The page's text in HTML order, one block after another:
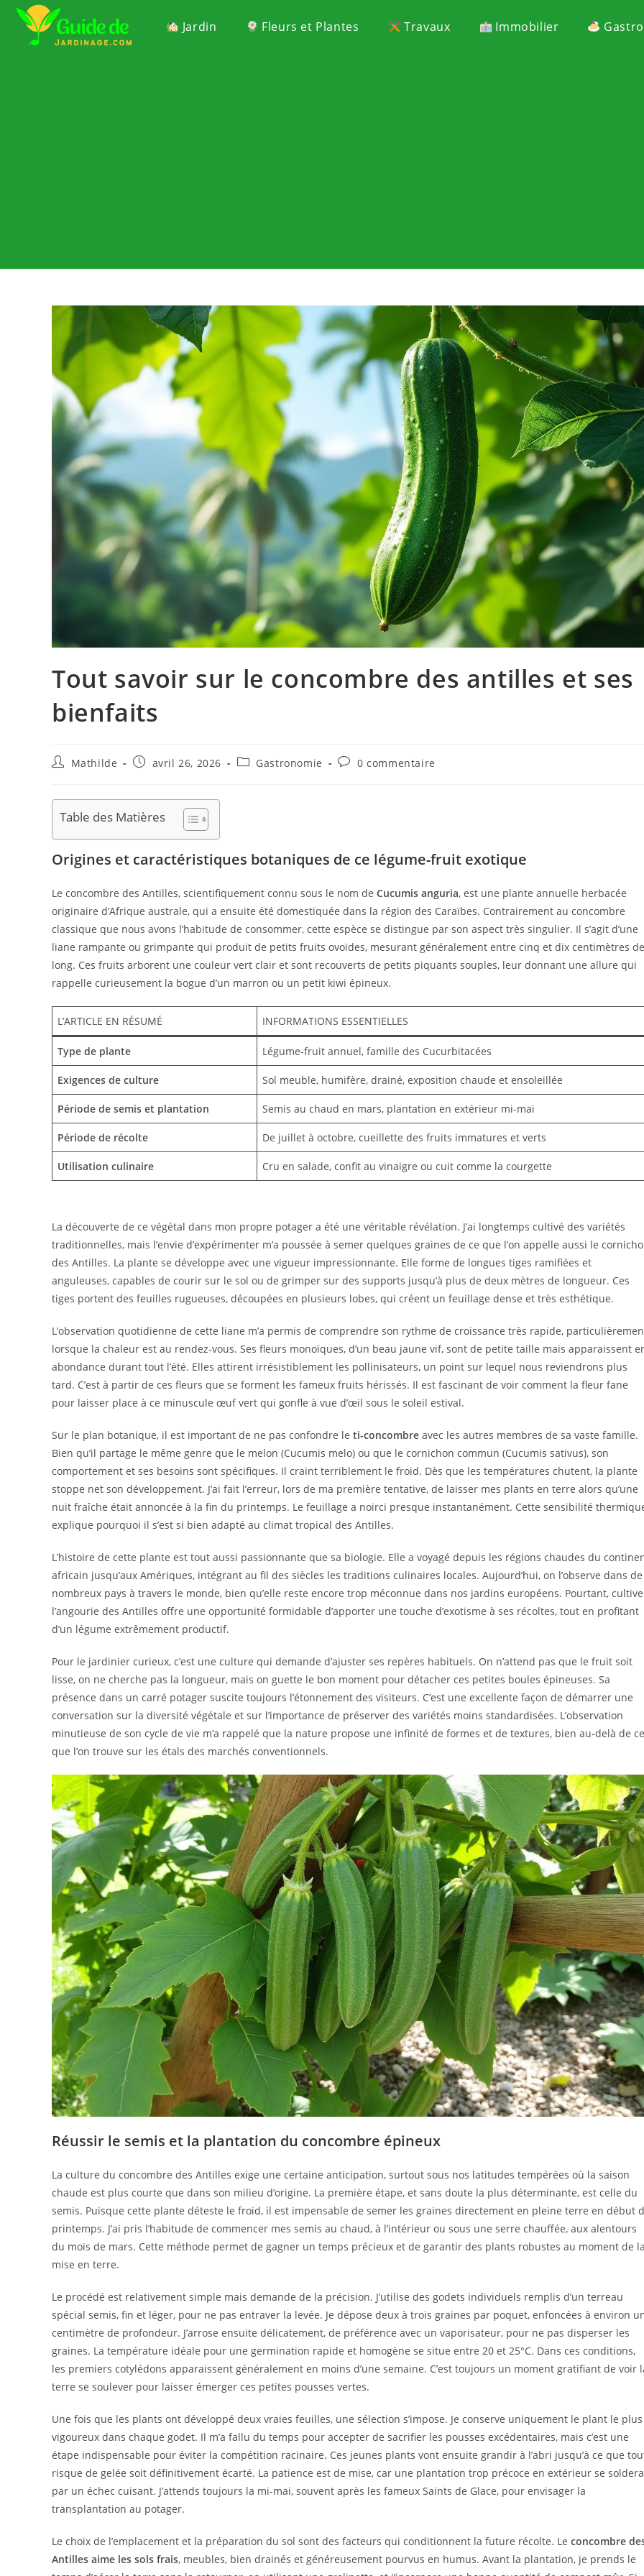
Jardin Fleurs et Plantes Travaux Immobilier
Tout savoir sur le concombre des antilles et ses
bienfaits
Mathilde avril 26, 2026 Gastronomie 0 commentaire
Table des Matières
Origines et caractéristiques botaniques de ce légume-fruit exotique
Le concombre des Antilles, scientifiquement connu sous le nom de Cucumis anguria, est une plante annuelle herbacée
originaire d’Afrique australe, qui a ensuite été domestiquée dans la région des Caraïbes. Contrairement au concombre
classique que nous avons l’habitude de consommer, cette espèce se distingue par son aspect très singulier. Il s’agit d’une
liane rampante ou grimpante qui produit de petits fruits ovoïdes, mesurant généralement entre cinq et dix centimètres de
long. Ces fruits arborent une couleur vert clair et sont recouverts de petits piquants souples, leur donnant une allure qui
rappelle curieusement la bogue d’un marron ou un petit kiwi épineux.
L’ARTICLE EN RÉSUMÉ INFORMATIONS ESSENTIELLES
Type de plante Légume-fruit annuel, famille des Cucurbitacées
Exigences de culture Sol meuble, humifère, drainé, exposition chaude et ensoleillée
Période de semis et plantation Semis au chaud en mars, plantation en extérieur mi-mai
Période de récolte De juillet à octobre, cueillette des fruits immatures et verts
Utilisation culinaire Cru en salade, confit au vinaigre ou cuit comme la courgette
La découverte de ce végétal dans mon propre potager a été une véritable révélation. J’ai longtemps cultivé des variétés
traditionnelles, mais l’envie d’expérimenter m’a poussée à semer quelques graines de ce que l’on appelle aussi le
des Antilles. La plante se développe avec une vigueur impressionnante. Elle forme de longues tiges ramifiées et
anguleuses, capables de courir sur le sol ou de grimper sur des supports jusqu’à plus de deux mètres de longueur. Ces
tiges portent des feuilles rugueuses, découpées en plusieurs lobes, qui créent un feuillage dense et très esthétique.
L’observation quotidienne de cette liane m’a permis de comprendre son rythme de croissance très rapide,
lorsque la chaleur est au rendez-vous. Ses fleurs monoïques, d’un beau jaune vif, sont de petite taille mais apparaissent
abondance durant tout l’été. Elles attirent irrésistiblement les pollinisateurs, un point sur lequel nous reviendrons plus
tard. C’est à partir de ces fleurs que se forment les fameux fruits hérissés. Il est fascinant de voir comment la fleur fane
pour laisser place à ce minuscule œuf vert qui gonfle à vue d’œil sous le soleil estival.
Sur le plan botanique, il est important de ne pas confondre le ti-concombre avec les autres membres de sa vaste famille.
Bien qu’il partage le même genre que le melon (Cucumis melo) ou que le cornichon commun (Cucumis sativus), son
comportement et ses besoins sont spécifiques. Il craint terriblement le froid. Dès que les températures chutent, la plante
stoppe net son développement. J’ai fait l’erreur, lors de ma première tentative, de laisser mes plants en terre alors qu’une
nuit fraîche était annoncée à la fin du printemps. Le feuillage a noirci presque instantanément. Cette sensibilité
explique pourquoi il s’est si bien adapté au climat tropical des Antilles.
L’histoire de cette plante est tout aussi passionnante que sa biologie. Elle a voyagé depuis les régions chaudes du
africain jusqu’aux Amériques, intégrant au fil des siècles les traditions culinaires locales. Aujourd’hui, on l’observe dans de
nombreux pays à travers le monde, bien qu’elle reste encore trop méconnue dans nos jardins européens. Pourtant,
l’angourie des Antilles offre une opportunité formidable d’apporter une touche d’exotisme à ses récoltes, tout en profitant
d’un légume extrêmement productif.
Pour le jardinier curieux, c’est une culture qui demande d’ajuster ses repères habituels. On n’attend pas que le fruit soit
lisse, on ne cherche pas la longueur, mais on guette le bon moment pour détacher ces petites boules épineuses. Sa
présence dans un carré potager suscite toujours l’étonnement des visiteurs. C’est une excellente façon de démarrer une
conversation sur la diversité végétale et sur l’importance de préserver des variétés moins standardisées. L’observation
minutieuse de son cycle de vie m’a rappelé que la nature propose une infinité de formes et de textures, bien au-delà de ce
que l’on trouve sur les étals des marchés conventionnels.
Réussir le semis et la plantation du concombre épineux
La culture du concombre des Antilles exige une certaine anticipation, surtout sous nos latitudes tempérées où la saison
chaude est plus courte que dans son milieu d’origine. La première étape, et sans doute la plus déterminante, est celle du
semis. Puisque cette plante déteste le froid, il est impensable de semer les graines directement en pleine terre en début
printemps. J’ai pris l’habitude de commencer mes semis au chaud, à l’intérieur ou sous une serre chauffée, aux alentours
du mois de mars. Cette méthode permet de gagner un temps précieux et de garantir des plants robustes au moment de
mise en terre.
Le procédé est relativement simple mais demande de la précision. J’utilise des godets individuels remplis d’un terreau
spécial semis, fin et léger, pour ne pas entraver la levée. Je dépose deux à trois graines par poquet, enfoncées à environ
centimètre de profondeur. J’arrose ensuite délicatement, de préférence avec un vaporisateur, pour ne pas disperser les
graines. La température idéale pour une germination rapide et homogène se situe entre 20 et 25°C. Dans ces conditions,
les premiers cotylédons apparaissent généralement en moins d’une semaine. C’est toujours un moment gratifiant de voir
terre se soulever pour laisser émerger ces petites pousses vertes.
Une fois que les plants ont développé deux vraies feuilles, une sélection s’impose. Je conserve uniquement le plant le plus
vigoureux dans chaque godet. Il m’a fallu du temps pour accepter de sacrifier les pousses excédentaires, mais c’est une
étape indispensable pour éviter la compétition racinaire. Ces jeunes plants vont ensuite grandir à l’abri jusqu’à ce que
risque de gelée soit définitivement écarté. La patience est de mise, car une plantation trop précoce en extérieur se
par un échec cuisant. J’attends toujours la mi-mai, souvent après les fameux Saints de Glace, pour envisager la
transplantation au potager.
Le choix de l’emplacement et la préparation du sol sont des facteurs qui conditionnent la future récolte. Le concombre
Antilles aime les sols frais, meubles, bien drainés et généreusement pourvus en humus. Avant la plantation, je prends le